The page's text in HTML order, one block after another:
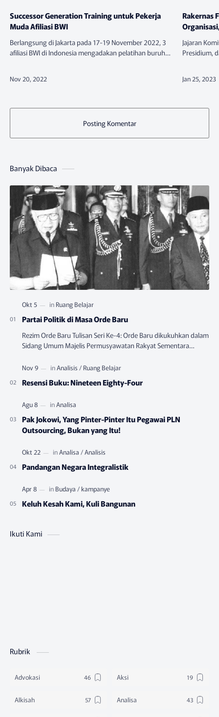
Successor Generation Training untuk Pekerja
Muda Afiliasi BWI
Berlangsung di Jakarta pada 17-19 November 2022, 3
afiliasi BWI di Indonesia mengadakan pelatihan buruh
Rakernas
Jajaran
Presidium,
Posting Komentar
Banyak Dibaca
Partai Politik di Masa Orde Baru
Rezim Orde Baru Tulisan Seri Ke-4: Orde Baru dikukuhkan dalam
Sidang Umum Majelis Permusyawatan Rakyat Sementara
Resensi Buku: Nineteen Eighty-Four
Pak Jokowi, Yang Pinter-Pinter Itu Pegawai PLN
Outsourcing, Bukan yang Itu!
Pandangan Negara Integralistik
Keluh Kesah Kami, Kuli Bangunan
Ikuti Kami
Rubrik
Advokasi Aksi
Alkisah Analisa